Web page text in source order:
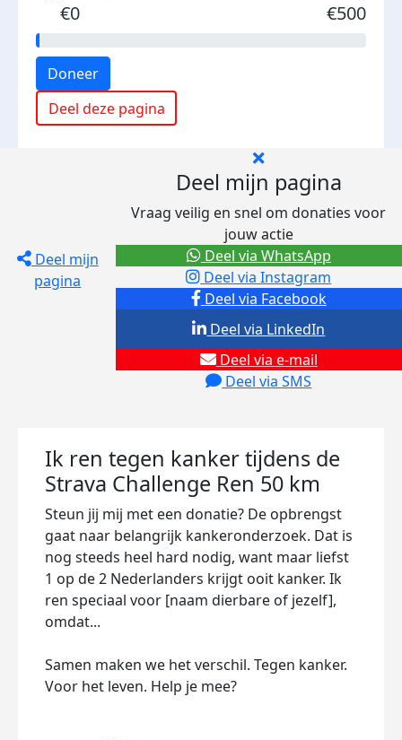
€0 €500
Doneer
Deel deze pagina
Deel mijn
pagina
Deel mijn pagina
Vraag veilig en snel om donaties voor
jouw actie
Deel via Facebook
Deel via Instagram
Deel via e-mail
Deel via SMS
Deel via LinkedIn
Deel via WhatsApp
Ik ren tegen kanker tijdens de
Strava Challenge Ren 50 km
Steun jij mij met een donatie? De opbrengst
gaat naar belangrijk kankeronderzoek. Dat is
nog steeds heel hard nodig, want maar liefst
1 op de 2 Nederlanders krijgt ooit kanker. Ik
ren speciaal voor [naam dierbare of jezelf],
omdat...
Samen maken we het verschil. Tegen kanker.
Voor het leven. Help je mee?